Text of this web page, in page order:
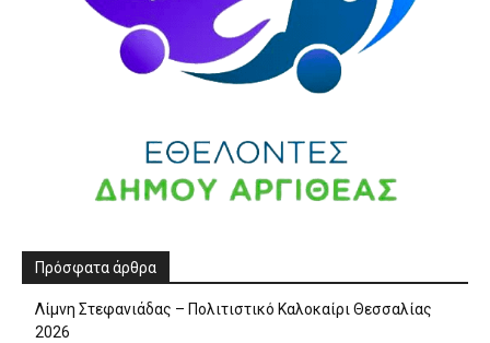
Πρόσφατα άρθρα
Λίμνη Στεφανιάδας – Πολιτιστικό Καλοκαίρι Θεσσαλίας
2026